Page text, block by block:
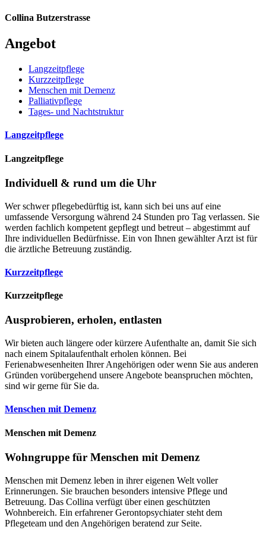
Collina Butzerstrasse
Angebot
Langzeitpflege
Kurzzeitpflege
Menschen mit Demenz
Palliativpflege
Tages- und Nachtstruktur
Langzeitpflege
Langzeitpflege
Individuell & rund um die Uhr
Wer schwer pflegebedürftig ist, kann sich bei uns auf eine
umfassende Versorgung während 24 Stunden pro Tag verlassen. Sie
werden fachlich kompetent gepflegt und betreut – abgestimmt auf
Ihre individuellen Bedürfnisse. Ein von Ihnen gewählter Arzt ist für
die ärztliche Betreuung zuständig.
Kurzzeitpflege
Kurzzeitpflege
Ausprobieren, erholen, entlasten
Wir bieten auch längere oder kürzere Aufenthalte an, damit Sie sich
nach einem Spitalaufenthalt erholen können. Bei
Ferienabwesenheiten Ihrer Angehörigen oder wenn Sie aus anderen
Gründen vorübergehend unsere Angebote beanspruchen möchten,
sind wir gerne für Sie da.
Menschen mit Demenz
Menschen mit Demenz
Wohngruppe für Menschen mit Demenz
Menschen mit Demenz leben in ihrer eigenen Welt voller
Erinnerungen. Sie brauchen besonders intensive Pflege und
Betreuung. Das Collina verfügt über einen geschützten
Wohnbereich. Ein erfahrener Gerontopsychiater steht dem
Pflegeteam und den Angehörigen beratend zur Seite.